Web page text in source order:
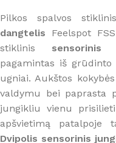
Pilkos spalvos
dangtelis Feelspot
stiklinis
pagamintas iš
ugniai. Aukštos
valdymu bei paprasta
jungikliu vienu
apšvietimą patalpoje
Dvipolis sensorinis